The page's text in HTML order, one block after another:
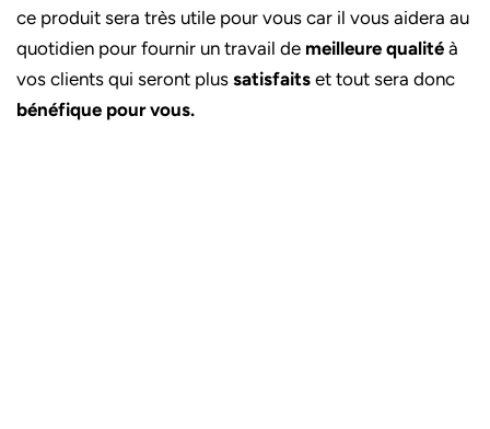
ce produit sera très utile pour vous car il vous aidera au
quotidien pour fournir un travail de meilleure qualité à
vos clients qui seront plus satisfaits et tout sera donc
bénéfique pour vous.